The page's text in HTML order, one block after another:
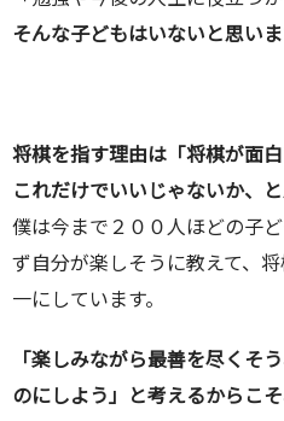
そんな子どもはいないと思い
将棋を指す理由は「将棋が面白
これだけでいいじゃないか、と
僕は今まで２００人ほどの子
ず自分が楽しそうに教えて、
一にしています。
「楽しみながら最善を尽くそ
のにしよう」と考えるからこ